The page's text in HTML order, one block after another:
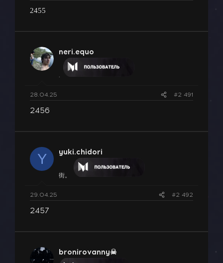
2455
neri.equo
.
28.04.25 #2 491
2456
Y yuki.chidori
街。
29.04.25 #2 492
2457
bronirovanny☠